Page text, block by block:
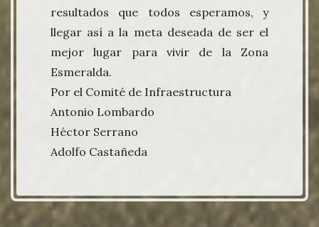
resultados que todos esperamos, y
llegar así a la meta deseada de ser el
mejor lugar para vivir de la Zona
Esmeralda.
Por el Comité de Infraestructura
Antonio Lombardo
Héctor Serrano
Adolfo Castañeda